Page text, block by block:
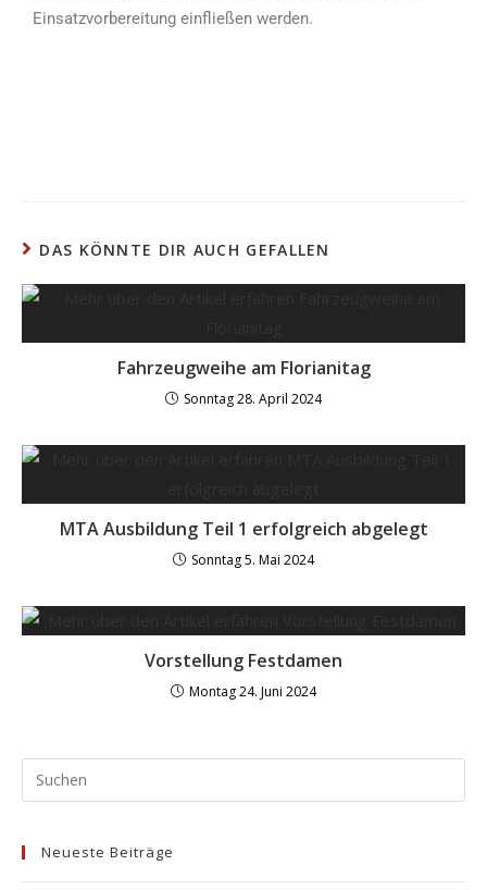
Einsatzvorbereitung einfließen werden.
DAS KÖNNTE DIR AUCH GEFALLEN
Fahrzeugweihe am Florianitag
Sonntag 28. April 2024
MTA Ausbildung Teil 1 erfolgreich abgelegt
Sonntag 5. Mai 2024
Vorstellung Festdamen
Montag 24. Juni 2024
Neueste Beiträge